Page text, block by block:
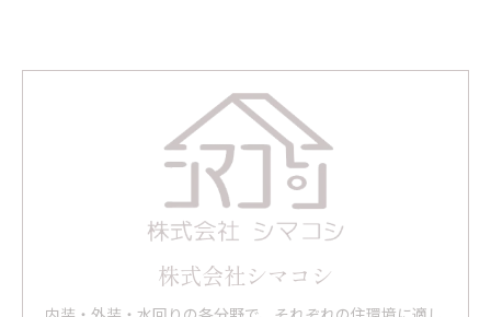
株式会社シマコシ